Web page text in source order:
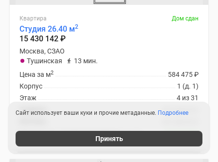
Квартира Дом сдан
Студия 26.40 м2
15 430 142 ₽
Москва, СЗАО
Тушинская
13 мин.
584 475₽
Цена за м2
1 (д. 1)
Корпус
4 из 31
Этаж
нет данных
Отделка
Жилой дом «2-й Тушинский пр-д, д. 1»
Сайт использует ваши куки и прочие метаданные. Подробнее
Принять